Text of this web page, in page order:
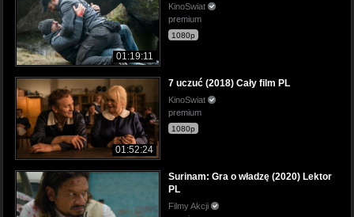
01:19:11
KinoSwiat
premium
1080p
01:52:24
7 uczuć (2018) Cały film PL
KinoSwiat
premium
1080p
Surinam: Gra o władzę (2020) Lektor
PL
Filmy Akcji